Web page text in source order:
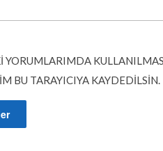
YORUMLARIMDA
BU TARAYICIYA KAYDEDILSIN.